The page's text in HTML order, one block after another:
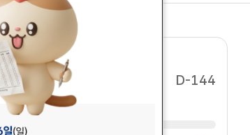
슬라이드
총 기부금 (전일 기준)
35,790,042,200원 D-144